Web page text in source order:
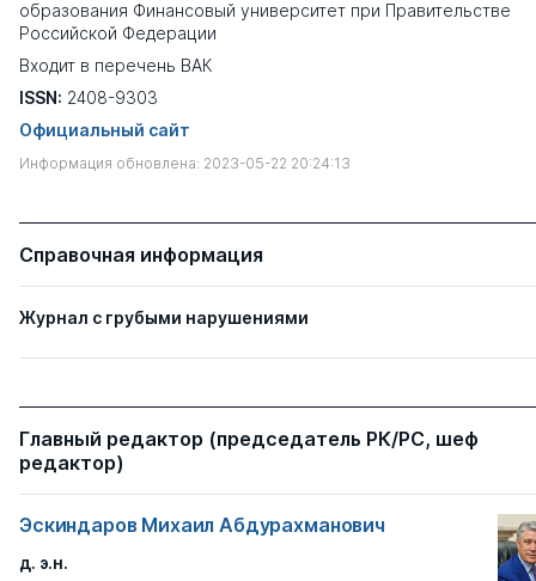
образования Финансовый университет при Правительстве
Российской Федерации
Входит в перечень ВАК
ISSN: 2408-9303
Официальный сайт
Информация обновлена: 2023-05-22 20:24:13
Справочная информация
Журнал с грубыми нарушениями
Главный редактор (председатель РК/РС, шеф
редактор)
Эскиндаров Михаил Абдурахманович
д. э.н.